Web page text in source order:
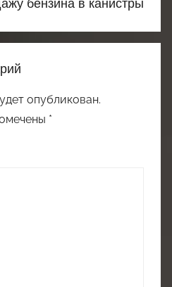
опубликован.
*